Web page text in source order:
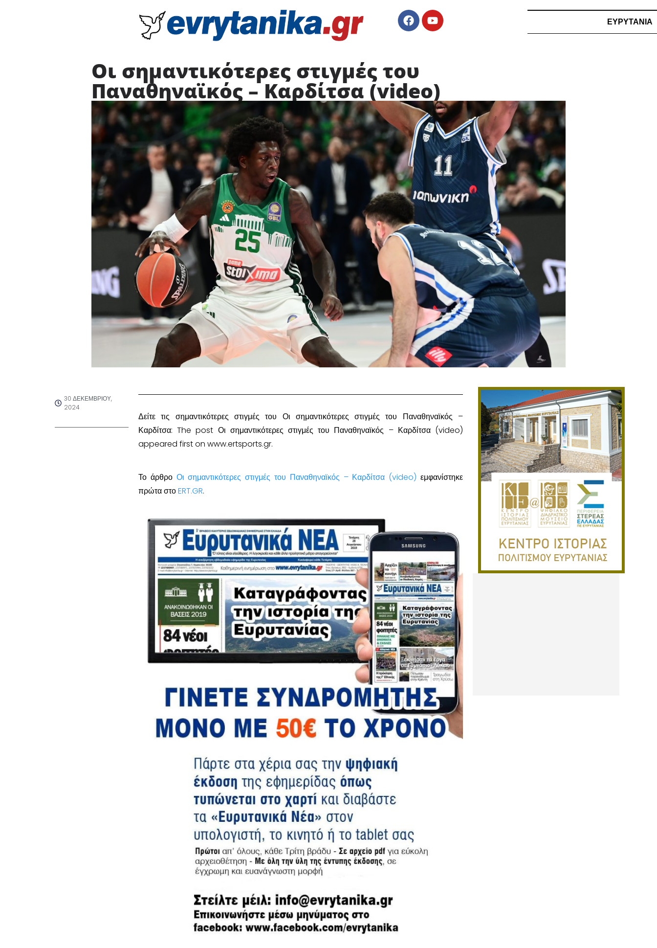
ΕΥΡΥΤΑΝΙΑ
Οι σημαντικότερες στιγμές του
Παναθηναϊκός – Καρδίτσα (video)
30 ΔΕΚΕΜΒΡΊΟΥ,
2024
Δείτε τις σημαντικότερες στιγμές του Οι σημαντικότερες στιγμές του Παναθηναϊκός –
Καρδίτσα: The post Οι σημαντικότερες στιγμές του Παναθηναϊκός – Καρδίτσα (video)
appeared first on www.ertsports.gr.
Το άρθρο Οι σημαντικότερες στιγμές του Παναθηναϊκός – Καρδίτσα (video) εμφανίστηκε
πρώτα στοERT.GR.